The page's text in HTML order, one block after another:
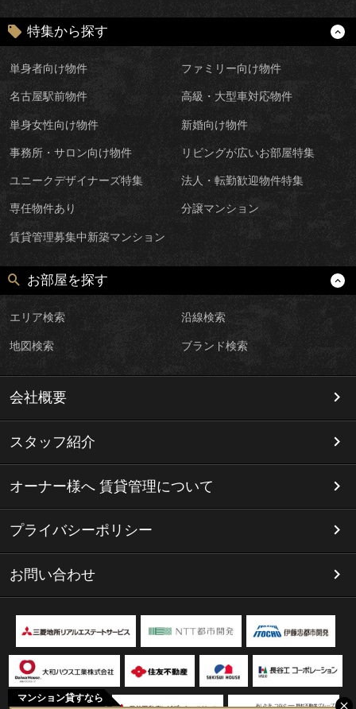
マンション貸すなら
特集から探す
単身者向け物件 ファミリー向け物件
名古屋駅前物件 高級・大型車対応物件
単身女性向け物件 新婚向け物件
事務所・サロン向け物件 リビングが広いお部屋特集
ユニークデザイナーズ特集 法人・転勤歓迎物件特集
専任物件あり 分譲マンション
賃貸管理募集中新築マンション
お部屋を探す
エリア検索 沿線検索
地図検索 ブランド検索
会社概要
スタッフ紹介
オーナー様へ 賃貸管理について
プライバシーポリシー
お問い合わせ